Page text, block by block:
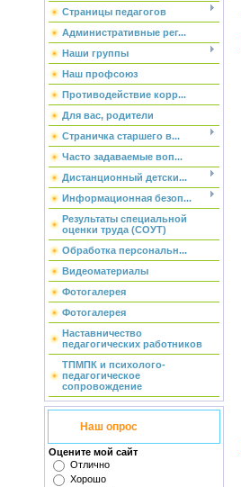
Страницы педагогов
Административные рег...
Наши группы
Наш профсоюз
Противодействие корр...
Для вас, родители
Страничка старшего в...
Часто задаваемые воп...
Дистанционный детски...
Информационная безоп...
Результаты специальной
оценки труда (СОУТ)
Обработка персональн...
Видеоматериалы
Фотогалерея
Фотогалерея
Наставничество
педагогических работников
ТПМПК и психолого-
педагогическое
сопровождение
Наш опрос
Оцените мой сайт
Отлично
Хорошо